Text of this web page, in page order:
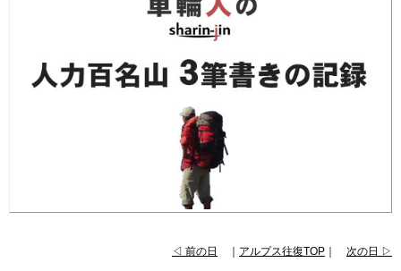
◁ 前の日 ｜ アルプス往復TOP ｜ 次の日 ▷